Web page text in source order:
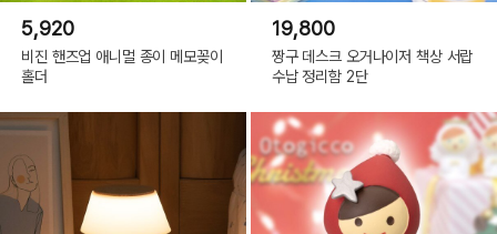
5,920
비진 핸즈업 애니멀 종이 메모꽂이
홀더
19,800
짱구 데스크 오거나이저 책상 서랍
수납 정리함 2단